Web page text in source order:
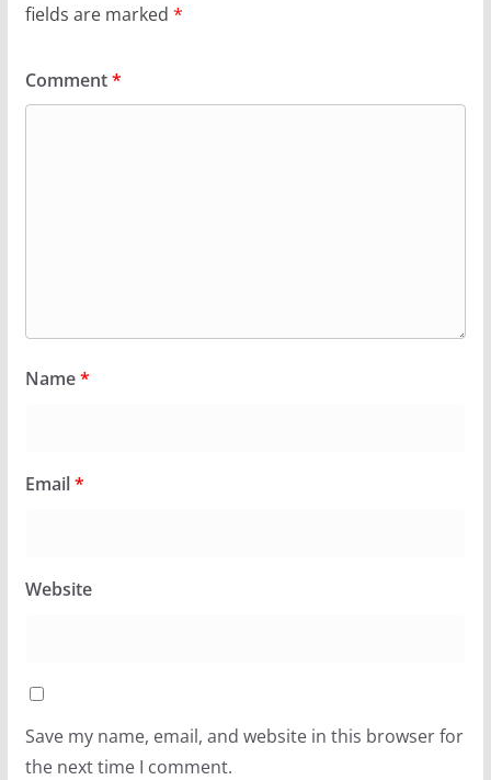
fields are marked *
Comment*
Name*
Email*
Website
Save my name, email, and website in this browser for
the next time I comment.